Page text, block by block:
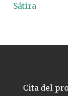
Sátira
Cita del